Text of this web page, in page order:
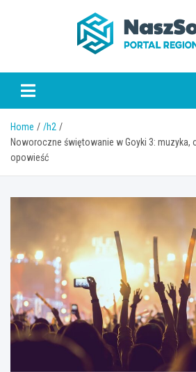
Home
/h2
Noworoczne świętowanie w Goyki 3: muzyka,
opowieść